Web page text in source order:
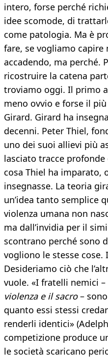
intero, forse perché
idee scomode, di
come patologia. Ma è
fare, se vogliamo capire
accadendo, ma perché.
ricostruire la catena
troviamo oggi. Il primo
meno ovvio e forse il
Girard. Girard ha
decenni. Peter Thiel,
uno dei suoi allievi più
lasciato tracce
cosa Thiel ha imparato,
insegnasse. La teoria
un’idea tanto semplice
violenza umana non
ma dall’invidia per il
scontrano perché sono
vogliono le stesse cose.
Desideriamo ciò che
vuole. «I fratelli nemici
violenza e il sacro–
quanto essi stessi
renderli identici»
competizione produce
le società scaricano